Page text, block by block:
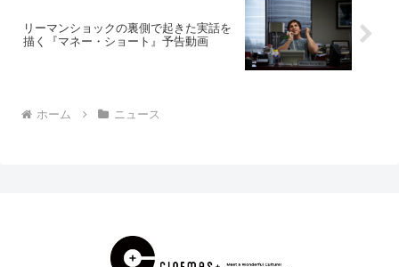
リーマンショックの裏側で起きた実話を
描く『マネー・ショート』予告動画
ホーム ニュース